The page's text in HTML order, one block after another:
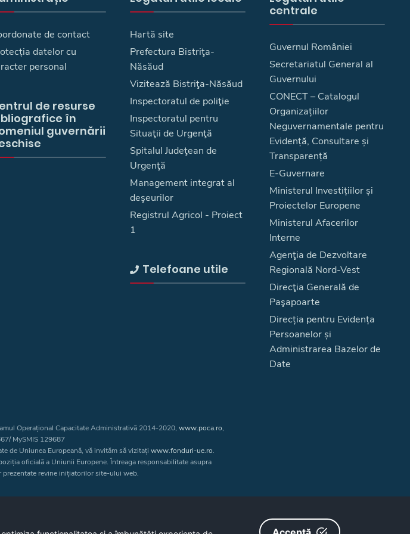
de contact
datelor cu
personal
de resurse
în
guvernării
Hartă site
Prefectura Bistriţa-
Năsăud
Vizitează Bistriţa-Năsăud
Inspectoratul de poliţie
Inspectoratul pentru
Situaţii de Urgenţă
Spitalul Judeţean de
Urgenţă
Management integrat al
deşeurilor
Registrul Agricol - Proiect
1
Telefoane utile
centrale
Guvernul României
Secretariatul General al
Guvernului
CONECT – Catalogul
Organizațiilor
Neguvernamentale pentru
Evidență, Consultare și
Transparență
E-Guvernare
Ministerul Investițiilor și
Proiectelor Europene
Ministerul Afacerilor
Interne
Agenţia de Dezvoltare
Regională Nord-Vest
Direcţia Generală de
Paşapoarte
Direcția pentru Evidența
Persoanelor și
Administrarea Bazelor de
Date
Operațional Capacitate Administrativă 2014-2020, www.poca.ro,
MySMIS 129687
de Uniunea Europeană, vă invităm să vizitați www.fonduri-ue.ro.
oficială a Uniunii Europene. Întreaga responsabilitate asupra
revine inițiatorilor site-ului web.
Judeţean Bistrița-Năsăud